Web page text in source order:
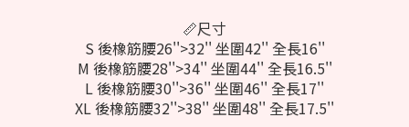
📏尺寸
S 後橡筋腰26''>32'' 坐圍42'' 全長16''
M 後橡筋腰28''>34'' 坐圍44'' 全長16.5''
L後橡筋腰30''>36'' 坐圍46'' 全長17''
XL後橡筋腰32''>38'' 坐圍48'' 全長17.5''